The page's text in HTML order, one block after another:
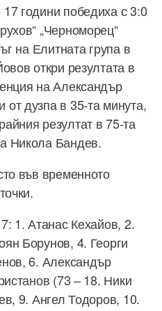
години победиха с 3:0
„Черноморец“
на Елитната група в
откри резултата в
на Александър
дузпа в 35-та минута,
резултат в 75-та
Никола Бандев.
във временното
1. Атанас Кехайов, 2.
Борунов, 4. Георги
6. Александър
(73 – 18. Ники
9. Ангел Тодоров, 10.